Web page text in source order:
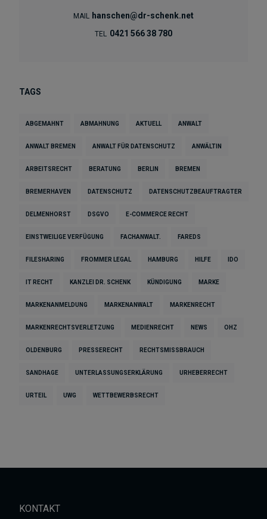
MAIL hanschen@dr-schenk.net
TEL 0421 566 38 780
TAGS
ABGEMAHNT ABMAHNUNG AKTUELL ANWALT
ANWALT BREMEN ANWALT FÜR DATENSCHUTZ ANWÄLTIN
ARBEITSRECHT BERATUNG BERLIN BREMEN
BREMERHAVEN DATENSCHUTZ DATENSCHUTZBEAUFTRAGTER
DELMENHORST DSGVO E-COMMERCE RECHT
EINSTWEILIGE VERFÜGUNG FACHANWALT. FAREDS
FILESHARING FROMMER LEGAL HAMBURG HILFE IDO
IT RECHT KANZLEI DR. SCHENK KÜNDIGUNG MARKE
MARKENANMELDUNG MARKENANWALT MARKENRECHT
MARKENRECHTSVERLETZUNG MEDIENRECHT NEWS OHZ
OLDENBURG PRESSERECHT RECHTSMISSBRAUCH
SANDHAGE UNTERLASSUNGSERKLÄRUNG URHEBERRECHT
URTEIL UWG WETTBEWERBSRECHT
KONTAKT